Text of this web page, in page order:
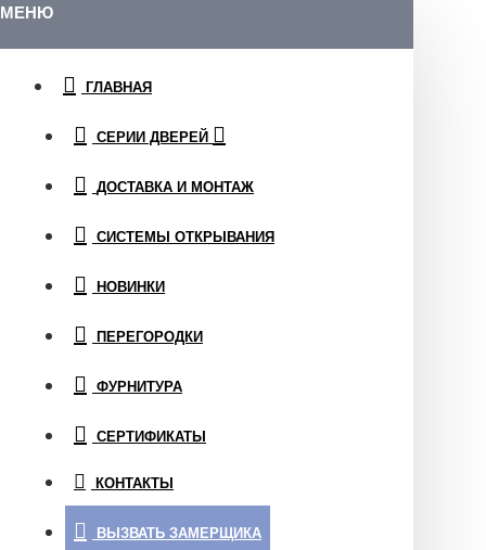
МЕНЮ
ГЛАВНАЯ
СЕРИИ ДВЕРЕЙ
ДОСТАВКА И МОНТАЖ
СИСТЕМЫ ОТКРЫВАНИЯ
НОВИНКИ
ПЕРЕГОРОДКИ
ФУРНИТУРА
СЕРТИФИКАТЫ
КОНТАКТЫ
ВЫЗВАТЬ ЗАМЕРЩИКА